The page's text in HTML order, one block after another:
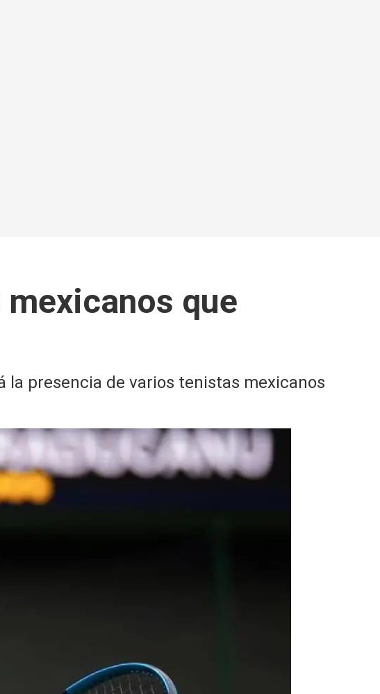
que
la presencia de varios tenistas mexicanos